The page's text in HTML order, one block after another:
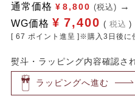
通常価格 ¥ 8,800 (税込)
WG価格 ¥ 7,400 税込
[ 67 ポイント進呈 ]※購入3日後に
熨斗・ラッピング内容確認さ
ラッピングへ進む